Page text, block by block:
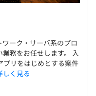
ーク・サーバ系のプロ
務をお任せします。 入
プリをはじめとする案件
しく見る